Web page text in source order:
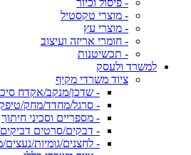
- פיסול וכיור
- מוצרי טקסטיל
- מוצרי עץ
- חומרי אריזה ועיצוב
- תכשיטנות
למשרד ולעסק
ציוד משרדי מקיף
- שדכן/מנקב/אקדח
- סרגל/מחדד/מחק/
- מספריים וסכיני חיתוך
- דבקים/סרטים
- לחצנים/גומיות/